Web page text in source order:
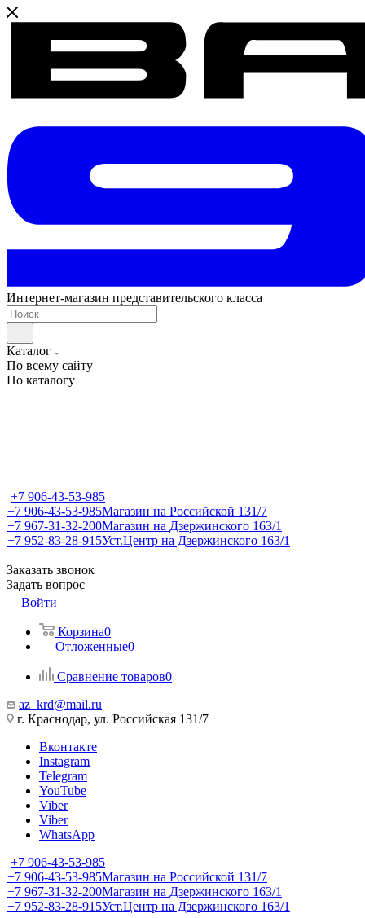
Интернет-магазин представительского класса
Каталог
По всему сайту
По каталогу
+7 906-43-53-985
+7 906-43-53-985Магазин на Российской 131/7
+7 967-31-32-200Магазин на Дзержинского 163/1
+7 952-83-28-915Уст.Центр на Дзержинского 163/1
Заказать звонок
Задать вопрос
Войти
Корзина0
Отложенные0
Сравнение товаров0
az_krd@mail.ru
г. Краснодар, ул. Российская 131/7
Вконтакте
Instagram
Telegram
YouTube
Viber
Viber
WhatsApp
+7 906-43-53-985
+7 906-43-53-985Магазин на Российской 131/7
+7 967-31-32-200Магазин на Дзержинского 163/1
+7 952-83-28-915Уст.Центр на Дзержинского 163/1